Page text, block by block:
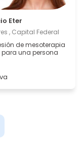
Eter
, Capital Federal
de mesoterapia
para una persona